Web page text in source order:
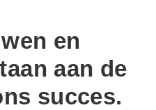
en
aan de
succes.